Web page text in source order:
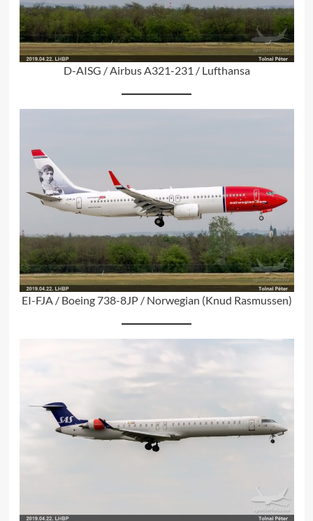
D-AISG / Airbus A321-231 / Lufthansa
EI-FJA / Boeing 738-8JP / Norwegian (Knud Rasmussen)